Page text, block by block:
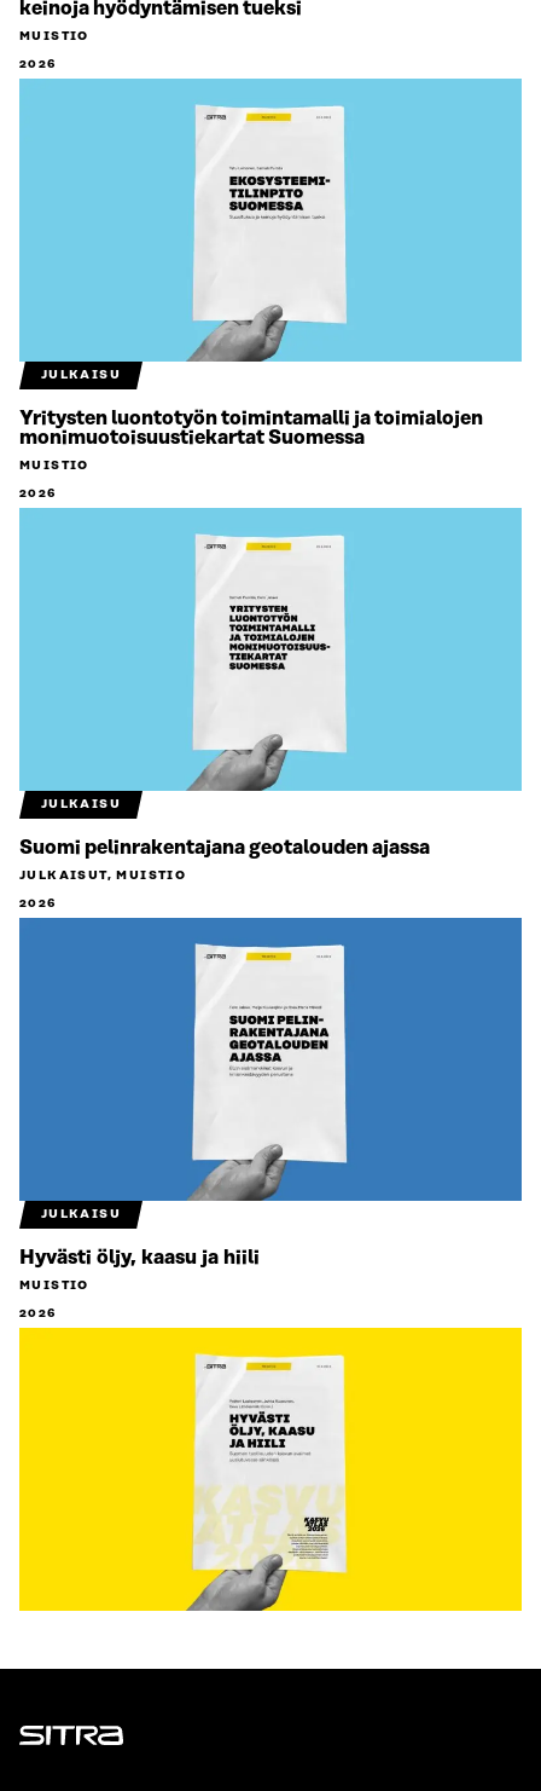
keinoja hyödyntämisen tueksi
MUISTIO
2026
JULKAISU
Yritysten luontotyön toimintamalli ja toimialojen
monimuotoisuustiekartat Suomessa
MUISTIO
2026
JULKAISU
Suomi pelinrakentajana geotalouden ajassa
JULKAISUT, MUISTIO
2026
JULKAISU
Hyvästi öljy, kaasu ja hiili
MUISTIO
2026
Sitra